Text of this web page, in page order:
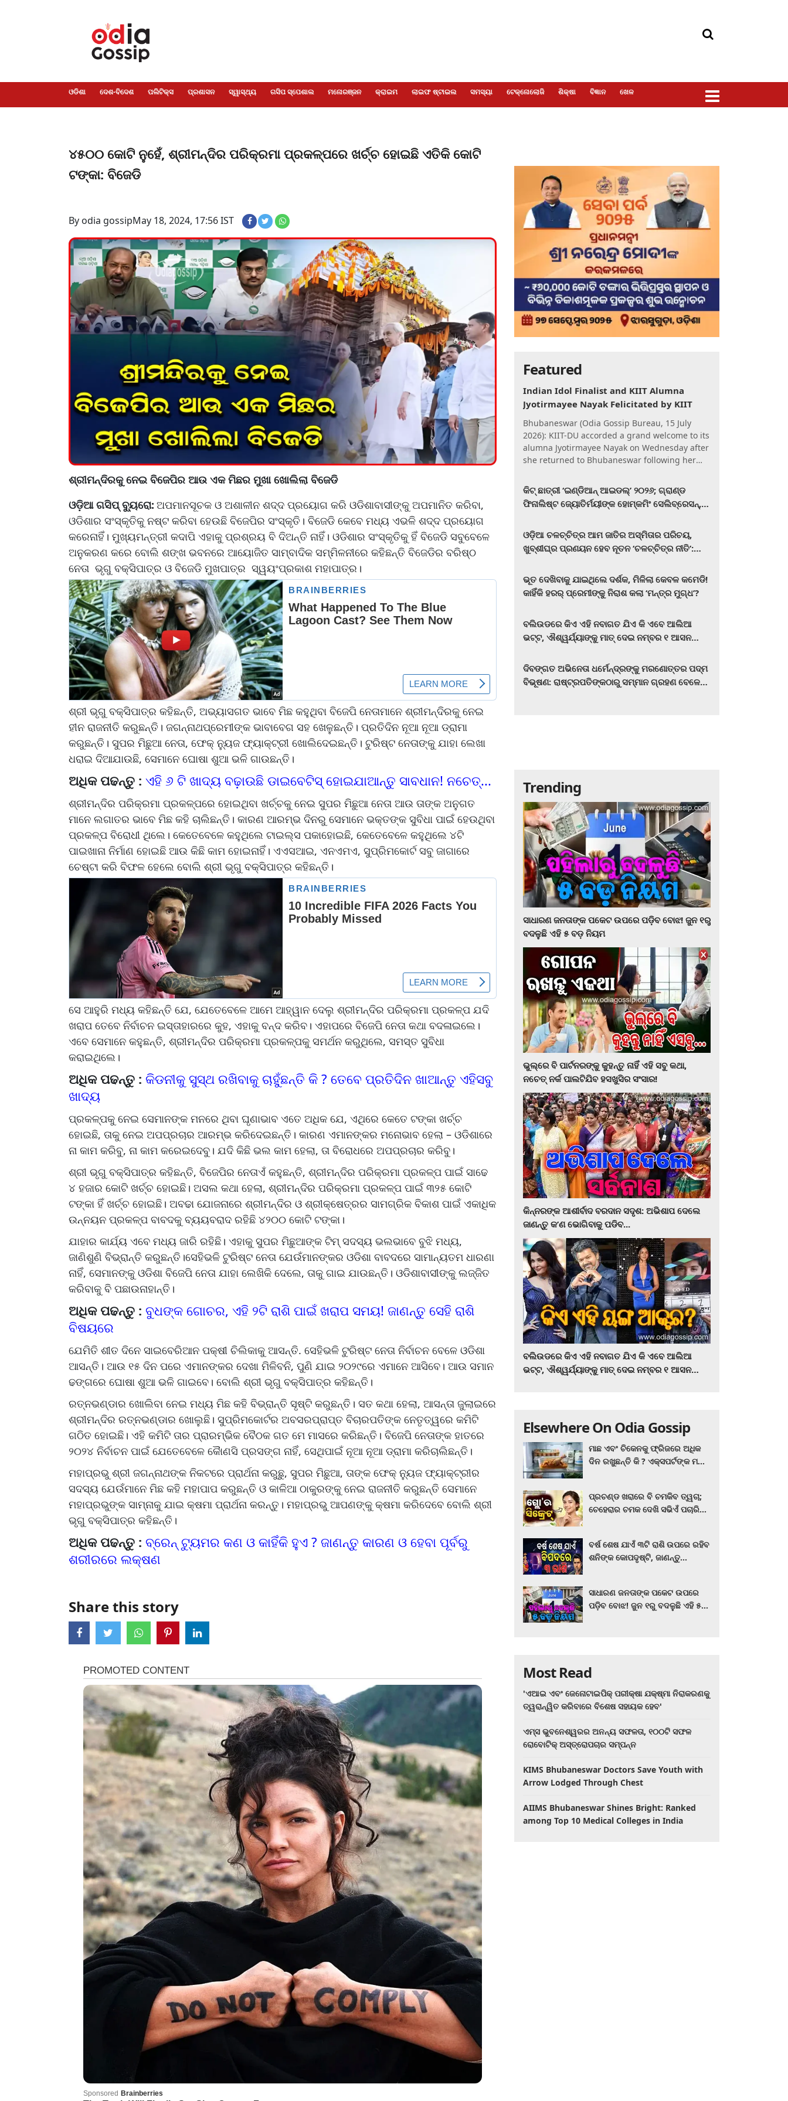
ଓଡିଶା ଦେଶ-ବିଦେଶ ପଲିଟିକ୍ସ ପ୍ରଶାସନ ସ୍ୱାସ୍ଥ୍ୟ ଗସିପ ସ୍ପେଶାଲ ମନୋରଞ୍ଜନ କ୍ରାଇମ ଲାଇଫ ଷ୍ଟାଇଲ ସମସ୍ୟା ଟେକ୍ନୋଲୋଜି ଶିକ୍ଷା ବିଜ୍ଞାନ ଖେଳ
୪୫୦୦ କୋଟି ନୁହେଁ, ଶ୍ରୀମନ୍ଦିର ପରିକ୍ରମା ପ୍ରକଳ୍ପରେ ଖର୍ଚ୍ଚ ହୋଇଛି ଏତିକି କୋଟି
ଟଙ୍କା: ବିଜେଡି
By odia gossipMay 18, 2024, 17:56 IST
ଶ୍ରୀମନ୍ଦିରକୁ ନେଇ ବିଜେପିର ଆଉ ଏକ ମିଛର ମୁଖା ଖୋଲିଲା ବିଜେଡି
ଓଡ଼ିଆ ଗସିପ୍ ବ୍ୟୁରୋ: ଅପମାନସୂଚକ ଓ ଅଶାଳୀନ ଶଦ୍ଦ ପ୍ରୟୋଗ କରି ଓଡିଶାବାସୀଙ୍କୁ ଅପମାନିତ କରିବା,
ଓଡିଶାର ସଂସ୍କୃତିକୁ ନଷ୍ଟ କରିବା ହେଉଛି ବିଜେପିର ସଂସ୍କୃତି। ବିଜେଡି କେବେ ମଧ୍ୟ ଏଭଳି ଶଦ୍ଦ ପ୍ରୟୋଗ
କରେନାହିଁ। ମୁଖ୍ୟମନ୍ତ୍ରୀ କଦାପି ଏହାକୁ ପ୍ରଶ୍ରୟ ବି ଦିଅନ୍ତି ନାହିଁ। ଓଡିଶାର ସଂସ୍କୃତିକୁ ହିଁ ବିଜେଡି ସବୁବେଳେ
ଅନୁକରଣ କରେ ବୋଲି ଶଙ୍ଖ ଭବନରେ ଆୟୋଜିତ ସାମ୍ବାଦିକ ସମ୍ମିଳନୀରେ କହିଛନ୍ତି ବିଜେଡିର ବରିଷ୍ଠ
ନେତା ଭୃଗୁ ବକ୍ସିପାତ୍ର ଓ ବିଜେଡି ମୁଖପାତ୍ର ସ୍ୱୟଂପ୍ରକାଶ ମହାପାତ୍ର।
ଶ୍ରୀ ଭୃଗୁ ବକ୍ସିପାତ୍ର କହିଛନ୍ତି, ଅଭ୍ୟାସଗତ ଭାବେ ମିଛ କହୁଥିବା ବିଜେପି ନେତାମାନେ ଶ୍ରୀମନ୍ଦିରକୁ ନେଇ
ହୀନ ରାଜନୀତି କରୁଛନ୍ତି। ଜଗନ୍ନାଥପ୍ରେମୀଙ୍କ ଭାବାବେଗ ସହ ଖେଳୁଛନ୍ତି। ପ୍ରତିଦିନ ନୂଆ ନୂଆ ଡ୍ରାମା
କରୁଛନ୍ତି। ସୁପର ମିଛୁଆ ନେତା, ଫେକ୍‌ ନ୍ୟୁଜ ଫ୍ୟାକ୍ଟ୍ରୀ ଖୋଲିଦେଇଛନ୍ତି। ଟୁରିଷ୍ଟ ନେତାଙ୍କୁ ଯାହା ଲେଖା
ଧରାଇ ଦିଆଯାଉଛି, ସେମାନେ ଘୋଷା ଶୁଆ ଭଳି ଗାଉଛନ୍ତି।
ଅଧିକ ପଢନ୍ତୁ : ଏହି ୬ ଟି ଖାଦ୍ୟ ବଢ଼ାଉଛି ଡାଇବେଟିସ୍ ହୋଇଯାଆନ୍ତୁ ସାବଧାନ! ନଚେତ୍...
ଶ୍ରୀମନ୍ଦିର ପରିକ୍ରମା ପ୍ରକଳ୍ପରେ ହୋଇଥିବା ଖର୍ଚ୍ଚକୁ ନେଇ ସୁପର ମିଛୁଆ ନେତା ଆଉ ତାଙ୍କ ଅନୁଗତ
ମାନେ ଲଗାତର ଭାବେ ମିଛ କହି ଚାଲିଛନ୍ତି। କାରଣ ଆରମ୍ଭ ଦିନରୁ ସେମାନେ ଭକ୍ତଙ୍କ ସୁବିଧା ପାଇଁ ହେଉଥିବା
ପ୍ରକଳ୍ପ ବିରୋଧୀ ଥିଲେ। କେତେବେଳେ କହୁଥିଲେ ଟାଇଲ୍‌ସ ପକାହୋଇଛି, କେତେବେଳେ କହୁଥିଲେ ୪ଟି
ପାଇଖାନା ନିର୍ମାଣ ହୋଇଛି ଆଉ କିଛି କାମ ହୋଇନାହିଁ। ଏଏସଆଇ, ଏନଏମଏ, ସୁପ୍ରିମକୋର୍ଟ ସବୁ ଜାଗାରେ
ଚେଷ୍ଟା କରି ବିଫଳ ହେଲେ ବୋଲି ଶ୍ରୀ ଭୃଗୁ ବକ୍ସିପାତ୍ର କହିଛନ୍ତି।
ସେ ଆହୁରି ମଧ୍ୟ କହିଛନ୍ତି ଯେ, ଯେତେବେଳେ ଆମେ ଆହ୍ୱାନ ଦେଲୁ ଶ୍ରୀମନ୍ଦିର ପରିକ୍ରମା ପ୍ରକଳ୍ପ ଯଦି
ଖରାପ ତେବେ ନିର୍ବାଚନ ଇସ୍ତାହାରରେ କୁହ, ଏହାକୁ ବନ୍ଦ କରିବ। ଏହାପରେ ବିଜେପି ନେତା କଥା ବଦଳାଇଲେ।
ଏବେ ସେମାନେ କହୁଛନ୍ତି, ଶ୍ରୀମନ୍ଦିର ପରିକ୍ରମା ପ୍ରକଳ୍ପକୁ ସମର୍ଥନ କରୁଥିଲେ, ସମସ୍ତ ସୁବିଧା
କରାଇଥିଲେ।
ଅଧିକ ପଢନ୍ତୁ : କିଡନୀକୁ ସୁସ୍ଥ ରଖିବାକୁ ଚାହୁଁଛନ୍ତି କି ? ତେବେ ପ୍ରତିଦିନ ଖାଆନ୍ତୁ ଏହିସବୁ
ଖାଦ୍ୟ
ପ୍ରକଳ୍ପକୁ ନେଇ ସେମାନଙ୍କ ମନରେ ଥିବା ଘୃଣାଭାବ ଏତେ ଅଧିକ ଯେ, ଏଥିରେ କେତେ ଟଙ୍କା ଖର୍ଚ୍ଚ
ହୋଇଛି, ତାକୁ ନେଇ ଅପପ୍ରଚାର ଆରମ୍ଭ କରିଦେଇଛନ୍ତି। କାରଣ ଏମାନଙ୍କର ମନୋଭାବ ହେଲା – ଓଡିଶାରେ
ନା କାମ କରିବୁ, ନା କାମ କରେଇଦେବୁ। ଯଦି କିଛି ଭଲ କାମ ହେଲା, ତା ବିରୋଧରେ ଅପପ୍ରଚାର କରିବୁ।
ଶ୍ରୀ ଭୃଗୁ ବକ୍ସିପାତ୍ର କହିଛନ୍ତି, ବିଜେପିର ନେତାଏଁ କହୁଛନ୍ତି, ଶ୍ରୀମନ୍ଦିର ପରିକ୍ରମା ପ୍ରକଳ୍ପ ପାଇଁ ସାଢେ
୪ ହଜାର କୋଟି ଖର୍ଚ୍ଚ ହୋଇଛି। ଅସଲ କଥା ହେଲା, ଶ୍ରୀମନ୍ଦିର ପରିକ୍ରମା ପ୍ରକଳ୍ପ ପାଇଁ ୩୨୫ କୋଟି
ଟଙ୍କା ହିଁ ଖର୍ଚ୍ଚ ହୋଇଛି। ଅବଢା ଯୋଜନାରେ ଶ୍ରୀମନ୍ଦିର ଓ ଶ୍ରୀକ୍ଷେତ୍ରର ସାମଗ୍ରିକ ବିକାଶ ପାଇଁ ଏକାଧିକ
ଉନ୍ନୟନ ପ୍ରକଳ୍ପ ବାବଦକୁ ବ୍ୟୟବରାଦ ରହିଛି ୪୨୦୦ କୋଟି ଟଙ୍କା।
ଯାହାର କାର୍ଯ୍ୟ ଏବେ ମଧ୍ୟ ଜାରି ରହିଛି। ଏହାକୁ ସୁପର ମିଛୁଆଙ୍କ ଟିମ୍‌ ସଦସ୍ୟ ଭଲଭାବେ ବୁଝି ମଧ୍ୟ,
ଜାଣିଶୁଣି ବିଭ୍ରାନ୍ତି କରୁଛନ୍ତି।ସେହିଭଳି ଟୁରିଷ୍ଟ ନେତା ଯେଉଁମାନଙ୍କର ଓଡିଶା ବାବଦରେ ସାମାନ୍ୟତମ ଧାରଣା
ନାହିଁ, ସେମାନଙ୍କୁ ଓଡିଶା ବିଜେପି ନେତା ଯାହା ଲେଖିକି ଦେଲେ, ତାକୁ ଗାଇ ଯାଉଛନ୍ତି। ଓଡିଶାବାସୀଙ୍କୁ ଲଜ୍ଜିତ
କରିବାକୁ ବି ପଛାଉନାହାନ୍ତି।
ଅଧିକ ପଢନ୍ତୁ : ବୁଧଙ୍କ ଗୋଚର, ଏହି ୨ଟି ରାଶି ପାଇଁ ଖରାପ ସମୟ! ଜାଣନ୍ତୁ ସେହି ରାଶି
ବିଷୟରେ
ଯେମିତି ଶୀତ ଦିନେ ସାଇବେରିଆନ ପକ୍ଷୀ ଚିଲିକାକୁ ଆସନ୍ତି. ସେହିଭଳି ଟୁରିଷ୍ଟ ନେତା ନିର୍ବାଚନ ବେଳେ ଓଡିଶା
ଆସନ୍ତି। ଆଉ ୧୫ ଦିନ ପରେ ଏମାନଙ୍କର ଦେଖା ମିଳିବନି, ପୁଣି ଯାଇ ୨୦୨୯ରେ ଏମାନେ ଆସିବେ। ଆଉ ସମାନ
ଢଙ୍ଗରେ ଘୋଷା ଶୁଆ ଭଳି ଗାଇବେ। ବୋଲି ଶ୍ରୀ ଭୃଗୁ ବକ୍ସିପାତ୍ର କହିଛନ୍ତି।
ରତ୍ନଭଣ୍ଡାର ଖୋଲିବା ନେଇ ମଧ୍ୟ ମିଛ କହି ବିଭ୍ରାନ୍ତି ସୃଷ୍ଟି କରୁଛନ୍ତି। ସତ କଥା ହେଲା, ଆସନ୍ତା ଜୁଲାଇରେ
ଶ୍ରୀମନ୍ଦିର ରତ୍ନଭଣ୍ଡାର ଖୋଲୁଛି। ସୁପ୍ରିମକୋର୍ଟର ଅବସରପ୍ରାପ୍ତ ବିଚାରପତିଙ୍କ ନେତୃତ୍ୱରେ କମିଟି
ଗଠିତ ହୋଇଛି। ଏହି କମିଟି ତାର ପ୍ରାରମ୍ଭିକ ବୈଠକ ଗତ ମେ ମାସରେ କରିଛନ୍ତି। ବିଜେପି ନେତାଙ୍କ ହାତରେ
୨୦୨୪ ନିର୍ବାଚନ ପାଇଁ ଯେତେବେଳେ କୈାଣସି ପ୍ରସଙ୍ଗ ନାହିଁ, ସେଥିପାଇଁ ନୂଆ ନୂଆ ଡ୍ରାମା କରିଚାଲିଛନ୍ତି।
ମହାପ୍ରଭୁ ଶ୍ରୀ ଜଗନ୍ନାଥଙ୍କ ନିକଟରେ ପ୍ରାର୍ଥନା କରୁଛୁ, ସୁପର ମିଛୁଆ, ତାଙ୍କ ଫେକ୍‌ ନ୍ୟୁଜ ଫ୍ୟାକ୍ଟ୍ରୀର
ସଦସ୍ୟ ଯେଉଁମାନେ ମିଛ କହି ମହାପାପ କରୁଛନ୍ତି ଓ କାଳିଆ ଠାକୁରଙ୍କୁ ନେଇ ରାଜନୀତି କରୁଛନ୍ତି ସେମାନେ
ମହାପ୍ରଭୁଙ୍କ ସାମ୍ନାକୁ ଯାଇ କ୍ଷମା ପ୍ରାର୍ଥନା କରନ୍ତୁ। ମହାପ୍ରଭୁ ଆପଣଙ୍କୁ କ୍ଷମା କରିଦେବେ ବୋଲି ଶ୍ରୀ
ଭୃଗୁ ବକ୍ସିପାତ୍ର କହିଛନ୍ତି।
ଅଧିକ ପଢନ୍ତୁ : ବ୍ରେନ୍‌ ଟ୍ୟୁମର କଣ ଓ କାହିଁକି ହୁଏ ? ଜାଣନ୍ତୁ କାରଣ ଓ ହେବା ପୂର୍ବରୁ
ଶରୀରରେ ଲକ୍ଷଣ
Share this story
Featured
Indian Idol Finalist and KIIT Alumna
Jyotirmayee Nayak Felicitated by KIIT
Bhubaneswar (Odia Gossip Bureau, 15 July
2026): KIIT-DU accorded a grand welcome to its
alumna Jyotirmayee Nayak on Wednesday after
she returned to Bhubaneswar following her
କିଟ୍‍ ଛାତ୍ରୀ ‘ଇଣ୍ଡିଆନ୍ ଆଇଡଲ୍‌’ ୨୦୨୬; ଗ୍ରାଣ୍ଡ
ଫିନାଲିଷ୍ଟ ଜ୍ୟୋତିର୍ମୟୀଙ୍କ ହୋମ୍‍କମିଂ ସେଲିବ୍ରେସନ୍‍,
ଓଡ଼ିଆ ଚଳଚ୍ଚିତ୍ର ଆମ ଜାତିର ଅସ୍ମିତାର ପରିଚୟ,
ଖୁବ୍‌ଶୀଘ୍ର ପ୍ରଣୟନ ହେବ ନୂତନ ‘ଚଳଚ୍ଚିତ୍ର ନୀତି’:
ଭୂତ ଦେଖିବାକୁ ଯାଇଥିଲେ ଦର୍ଶକ, ମିଳିଲା କେବଳ କମେଡି!
କାହିଁକି ହରର୍‌ ପ୍ରେମୀଙ୍କୁ ନିରାଶ କଲା ‘ମନ୍ତ୍ର ମୁଗ୍ଧ’?
ବଲିଉଡରେ କିଏ ଏହି ନବାଗତ ଯିଏ କି ଏବେ ଆଲିଆ
ଭଟ୍ଟ, ଐଶ୍ୱର୍ଯ୍ୟାଙ୍କୁ ମାତ୍‌ ଦେଇ ନମ୍ବର ୧ ଆସନ
ଦିବଙ୍ଗତ ଅଭିନେତା ଧର୍ମେନ୍ଦ୍ରଙ୍କୁ ମରଣୋତ୍ତର ପଦ୍ମ
ବିଭୂଷଣ: ରାଷ୍ଟ୍ରପତିଙ୍କଠାରୁ ସମ୍ମାନ ଗ୍ରହଣ ବେଳେ
Trending
ସାଧାରଣ ଜନତାଙ୍କ ପକେଟ ଉପରେ ପଡ଼ିବ ବୋଝ! ଜୁନ ୧ରୁ
ବଦଳୁଛି ଏହି ୫ ବଡ଼ ନିୟମ
ଭୁଲ୍‌ରେ ବି ପାର୍ଟନରଙ୍କୁ କୁହନ୍ତୁ ନାହିଁ ଏହି ସବୁ କଥା,
ନଚେତ୍‌ ନର୍କ ପାଲଟିଯିବ ହସଖୁସିର ସଂସାର!
କିନ୍ନରଙ୍କ ଆଶୀର୍ବାଦ ବରଦାନ ସଦୃଶ: ଅଭିଶାପ ଦେଲେ
ଜାଣନ୍ତୁ କ’ଣ ଭୋଗିବାକୁ ପଡିବ...
ବଲିଉଡରେ କିଏ ଏହି ନବାଗତ ଯିଏ କି ଏବେ ଆଲିଆ
ଭଟ୍ଟ, ଐଶ୍ୱର୍ଯ୍ୟାଙ୍କୁ ମାତ୍‌ ଦେଇ ନମ୍ବର ୧ ଆସନ
Elsewhere On Odia Gossip
ମାଛ ଏବଂ ଚିକେନକୁ ଫ୍ରିଜରେ ଅଧିକ
ଦିନ ରଖୁଛନ୍ତି କି ? ଏକ୍ସପର୍ଟଙ୍କ ମତ
ପ୍ରଚଣ୍ଡ ଖରାରେ ବି ଚମକିବ ତ୍ୱଚା;
ଚେହେରାର ଚମକ ଦେଖି ସଭିଏଁ ପଚାରିବେ
ବର୍ଷ ଶେଷ ଯାଏଁ ୩ଟି ରାଶି ଉପରେ ରହିବ
ଶନିଙ୍କ କୋପଦୃଷ୍ଟି, ଜାଣନ୍ତୁ
ସାଧାରଣ ଜନତାଙ୍କ ପକେଟ ଉପରେ
ପଡ଼ିବ ବୋଝ! ଜୁନ ୧ରୁ ବଦଳୁଛି ଏହି ୫
Most Read
'ଏଆଇ ଏବଂ ଜେନୋଟାଇପିକ୍ ପରୀକ୍ଷା ଯକ୍ଷ୍ମା ନିରାକରଣକୁ
ତ୍ୱରାନ୍ୱିତ କରିବାରେ ବିଶେଷ ସହାୟକ ହେବ'
ଏମ୍ସ ଭୁବନେଶ୍ୱରର ଅନନ୍ୟ ସଫଳତା, ୧୦୦ଟି ସଫଳ
ରୋବୋଟିକ୍ ଅସ୍ତ୍ରୋପଚାର ସମ୍ପନ୍ନ
KIMS Bhubaneswar Doctors Save Youth with
Arrow Lodged Through Chest
AIIMS Bhubaneswar Shines Bright: Ranked
among Top 10 Medical Colleges in India